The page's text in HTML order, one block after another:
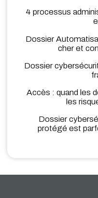
4 processus
Dossier
cher et
Dossier
Accès : quand les
les
Dossier
protégé est